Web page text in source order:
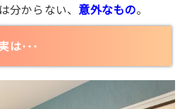
分からない、意外なもの。
は･･･